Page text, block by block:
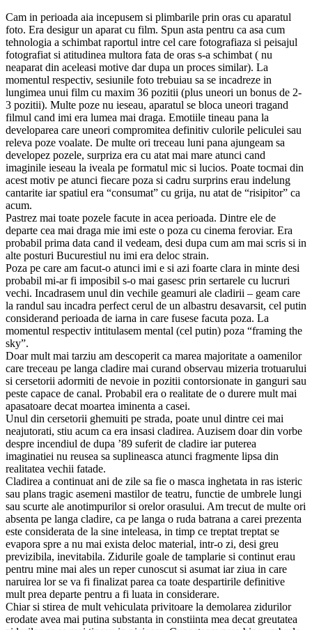
Cam in perioada aia incepusem si plimbarile prin oras cu aparatul
foto. Era desigur un aparat cu film. Spun asta pentru ca asa cum
tehnologia a schimbat raportul intre cel care fotografiaza si peisajul
fotografiat si atitudinea multora fata de oras s-a schimbat ( nu
neaparat din aceleasi motive dar dupa un proces similar). La
momentul respectiv, sesiunile foto trebuiau sa se incadreze in
lungimea unui film cu maxim 36 pozitii (plus uneori un bonus de 2-
3 pozitii). Multe poze nu ieseau, aparatul se bloca uneori tragand
filmul cand imi era lumea mai draga. Emotiile tineau pana la
developarea care uneori compromitea definitiv culorile peliculei sau
releva poze voalate. De multe ori treceau luni pana ajungeam sa
developez pozele, surpriza era cu atat mai mare atunci cand
imaginile ieseau la iveala pe formatul mic si lucios. Poate tocmai din
acest motiv pe atunci fiecare poza si cadru surprins erau indelung
cantarite iar spatiul era “consumat” cu grija, nu atat de “risipitor” ca
acum.
Pastrez mai toate pozele facute in acea perioada. Dintre ele de
departe cea mai draga mie imi este o poza cu cinema feroviar. Era
probabil prima data cand il vedeam, desi dupa cum am mai scris si in
alte posturi Bucurestiul nu imi era deloc strain.
Poza pe care am facut-o atunci imi e si azi foarte clara in minte desi
probabil mi-ar fi imposibil s-o mai gasesc prin sertarele cu lucruri
vechi. Incadrasem unul din vechile geamuri ale cladirii – geam care
la randul sau incadra perfect cerul de un albastru desavarsit, cel putin
considerand perioada de iarna in care fusese facuta poza. La
momentul respectiv intitulasem mental (cel putin) poza “framing the
sky”.
Doar mult mai tarziu am descoperit ca marea majoritate a oamenilor
care treceau pe langa cladire mai curand observau mizeria trotuarului
si cersetorii adormiti de nevoie in pozitii contorsionate in ganguri sau
peste capace de canal. Probabil era o realitate de o durere mult mai
apasatoare decat moartea iminenta a casei.
Unul din cersetorii ghemuiti pe strada, poate unul dintre cei mai
neajutorati, stiu acum ca era insasi cladirea. Auzisem doar din vorbe
despre incendiul de dupa ’89 suferit de cladire iar puterea
imaginatiei nu reusea sa suplineasca atunci fragmente lipsa din
realitatea vechii fatade.
Cladirea a continuat ani de zile sa fie o masca inghetata in ras isteric
sau plans tragic asemeni mastilor de teatru, functie de umbrele lungi
sau scurte ale anotimpurilor si orelor orasului. Am trecut de multe ori
absenta pe langa cladire, ca pe langa o ruda batrana a carei prezenta
este considerata de la sine inteleasa, in timp ce treptat treptat se
evapora spre a nu mai exista deloc material, intr-o zi, desi greu
previzibila, inevitabila. Zidurile goale de tamplarie si continut erau
pentru mine mai ales un reper cunoscut si asumat iar ziua in care
naruirea lor se va fi finalizat parea ca toate despartirile definitive
mult prea departe pentru a fi luata in considerare.
Chiar si stirea de mult vehiculata privitoare la demolarea zidurilor
erodate avea mai putina substanta in constiinta mea decat greutatea